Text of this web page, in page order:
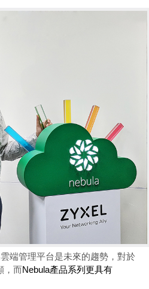
端管理平台是未來的趨勢，對於
，而Nebula產品系列更具有